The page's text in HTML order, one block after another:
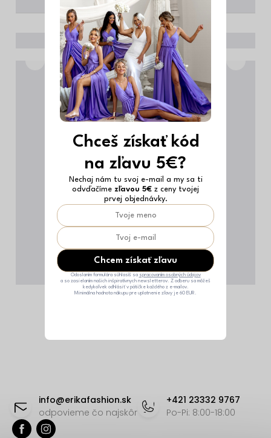
info@erikafashion.sk
odpovieme čo najskôr
+421 23332 9767
Po-Pi: 8:00-18:00
Chceš získať kód
na zľavu 5€?
Nechaj nám tu svoj e-mail a my sa ti
odvďačíme zľavou 5€ z ceny tvojej
prvej objednávky.
Chcem získať zľavu
Odoslaním formulára súhlasíš sa spracovaním osobných údajov
a so zasielaním našich inšpiratívnych newsletterov. Z odberu sa môžeš
kedykoľvek odhlásiť v pätičke každého z e-mailov.
Minimálna hodnota nákupu pre uplatnenie zľavy je 60 EUR.